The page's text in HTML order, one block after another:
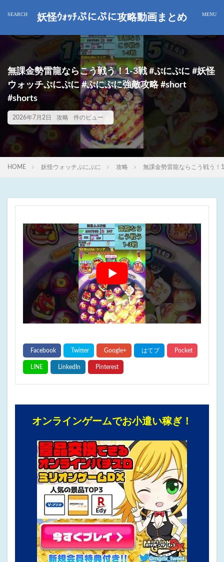
妖怪ｳｫｯﾁぷにぷに攻略動画まとめ
無課金勢雷龍ならこう戦う！1-3戦 #ぷにぷに #妖怪
ウォッチぷにぷに #ぷにぷに強敵攻略 #short
#shorts
2026年7月2日 攻略 件のビュー
HOME 妖怪ウォッチぷにぷに 攻略 無課金勢雷龍ならこう戦う！
オンラインゲームでお小遣い稼ぎ！